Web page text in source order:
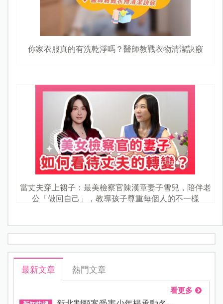
你家衣服真的有洗乾淨嗎？醫師教戰衣物清潔訣竅
當丈夫穿上裙子：最美檢察官陳漢章妻子雪兒，陪伴老
公「做回自己」，教導孩子尊重每個人的不一樣
最新文章 熱門文章
看更多